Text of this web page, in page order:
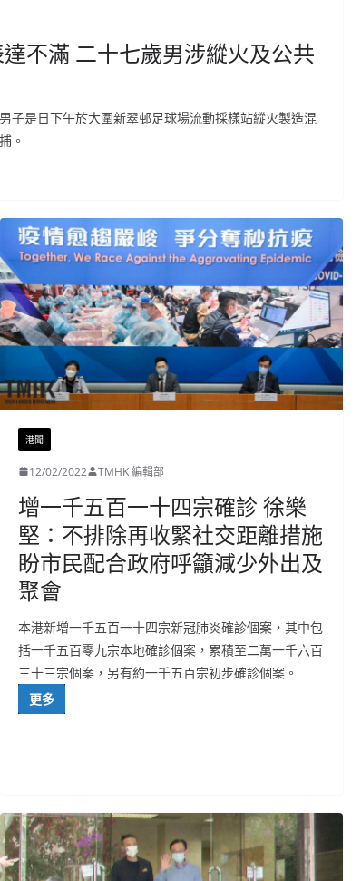
不滿 二十七歲男涉縱火及公共
子是日下午於大圍新翠邨足球場流動採樣站縱火製造混
。
港聞
12/02/2022 TMHK 編輯部
增一千五百一十四宗確診 徐樂
堅：不排除再收緊社交距離措施
盼市民配合政府呼籲減少外出及
聚會
本港新增一千五百一十四宗新冠肺炎確診個案，其中包
括一千五百零九宗本地確診個案，累積至二萬一千六百
三十三宗個案，另有約一千五百宗初步確診個案。
更多